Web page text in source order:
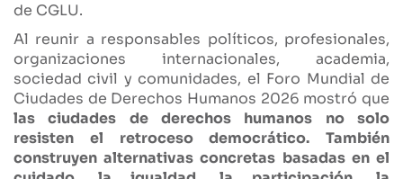
de CGLU.
Al reunir a responsables políticos, profesionales,
organizaciones internacionales, academia,
sociedad civil y comunidades, el Foro Mundial de
Ciudades de Derechos Humanos 2026 mostró que
las ciudades de derechos humanos no solo
resisten el retroceso democrático. También
construyen alternativas concretas basadas en el